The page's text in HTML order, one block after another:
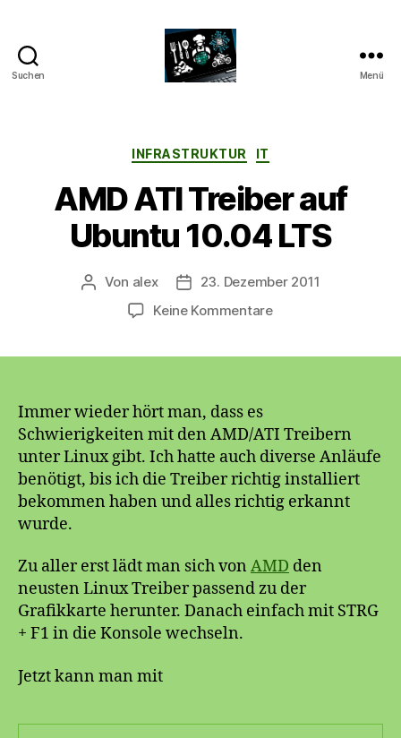
Suchen Menü
Kategorien
INFRASTRUKTUR IT
AMD ATI Treiber auf
Ubuntu 10.04 LTS
Beitragsautor
Von alex Beitragsdatum
23. Dezember 2011
Keine Kommentarezu
10.04
LTS
Immer wieder hört man, dass es
Schwierigkeiten mit den AMD/ATI Treibern
unter Linux gibt. Ich hatte auch diverse Anläufe
benötigt, bis ich die Treiber richtig installiert
bekommen haben und alles richtig erkannt
wurde.
Zu aller erst lädt man sich von AMD den
neusten Linux Treiber passend zu der
Grafikkarte herunter. Danach einfach mit STRG
+ F1 in die Konsole wechseln.
Jetzt kann man mit